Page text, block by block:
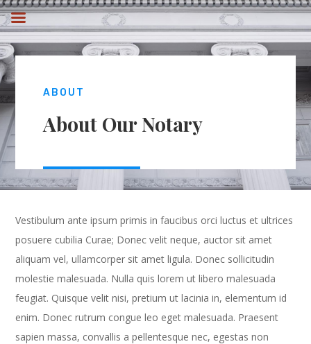
ABOUT
About Our Notary
Vestibulum ante ipsum primis in faucibus orci luctus et ultrices
posuere cubilia Curae; Donec velit neque, auctor sit amet
aliquam vel, ullamcorper sit amet ligula. Donec sollicitudin
molestie malesuada. Nulla quis lorem ut libero malesuada
feugiat. Quisque velit nisi, pretium ut lacinia in, elementum id
enim. Donec rutrum congue leo eget malesuada. Praesent
sapien massa, convallis a pellentesque nec, egestas non